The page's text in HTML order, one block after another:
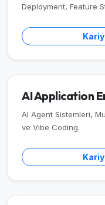
Deployment, Feature
AI Application
AI Agent Sistemleri,
ve Vibe Coding.